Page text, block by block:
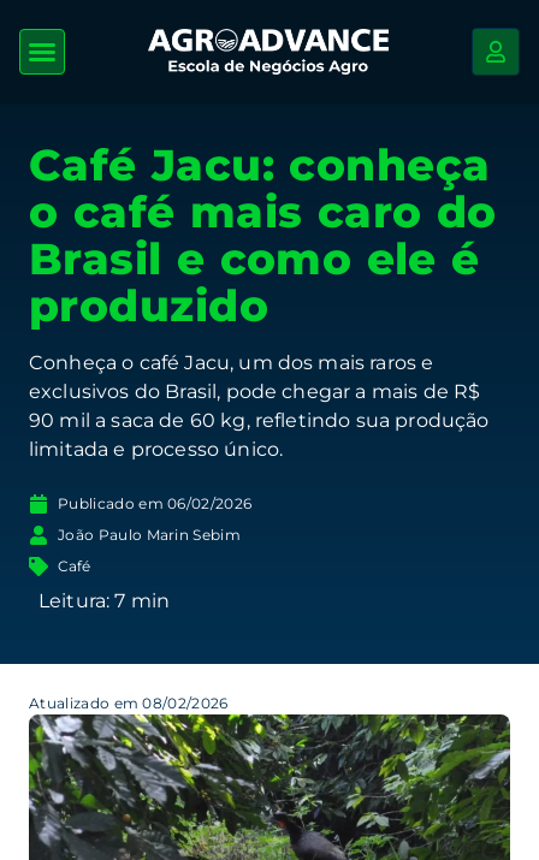
Café Jacu: conheça
o café mais caro do
Brasil e como ele é
produzido
Conheça o café Jacu, um dos mais raros e
exclusivos do Brasil, pode chegar a mais de R$
90 mil a saca de 60 kg, refletindo sua produção
limitada e processo único.
Publicado em 06/02/2026
João Paulo Marin Sebim
Café
Atualizado em 08/02/2026